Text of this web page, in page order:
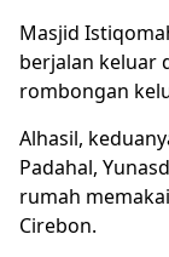
Masjid
berjalan keluar
rombongan
Alhasil,
Padahal,
rumah
Cirebon.